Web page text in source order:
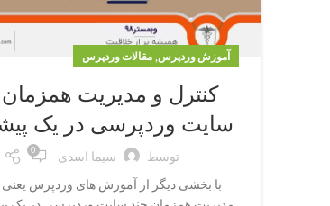
آموزش وردپرس, مقالات وردپرس
کنترل و مدیریت
سایت وردپرسی در یک
توسط سیما اسدی 0
با بخشی دیگر از آموزش های وردپرس یعنی